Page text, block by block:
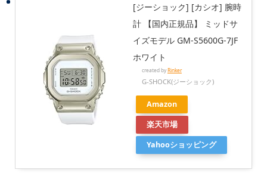
[ジーショック] [カシオ] 腕時
計 【国内正規品】 ミッドサ
イズモデル GM-S5600G-7JF
ホワイト
created byRinker
G-SHOCK(ジーショック)
Amazon
楽天市場
Yahooショッピング